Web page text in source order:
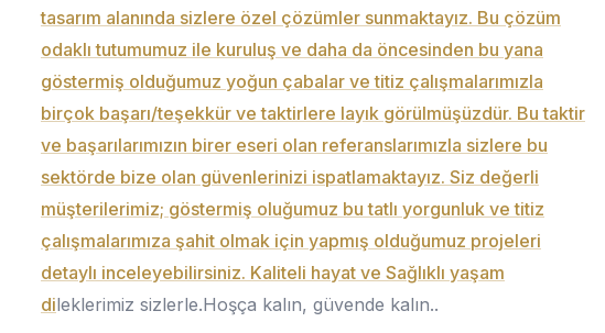
tasarım alanında sizlere özel çözümler sunmaktayız. Bu çözüm
odaklı tutumumuz ile kuruluş ve daha da öncesinden bu yana
göstermiş olduğumuz yoğun çabalar ve titiz çalışmalarımızla
birçok başarı/teşekkür ve taktirlere layık görülmüşüzdür. Bu taktir
ve başarılarımızın birer eseri olan referanslarımızla sizlere bu
sektörde bize olan güvenlerinizi ispatlamaktayız. Siz değerli
müşterilerimiz; göstermiş oluğumuz bu tatlı yorgunluk ve titiz
çalışmalarımıza şahit olmak için yapmış olduğumuz projeleri
detaylı inceleyebilirsiniz. Kaliteli hayat ve Sağlıklı yaşam
dileklerimiz sizlerle.Hoşça kalın, güvende kalın..